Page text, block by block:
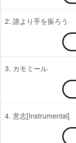
2. 誰より手を振ろう
3. カモミール
4. 意志[Instrumental]